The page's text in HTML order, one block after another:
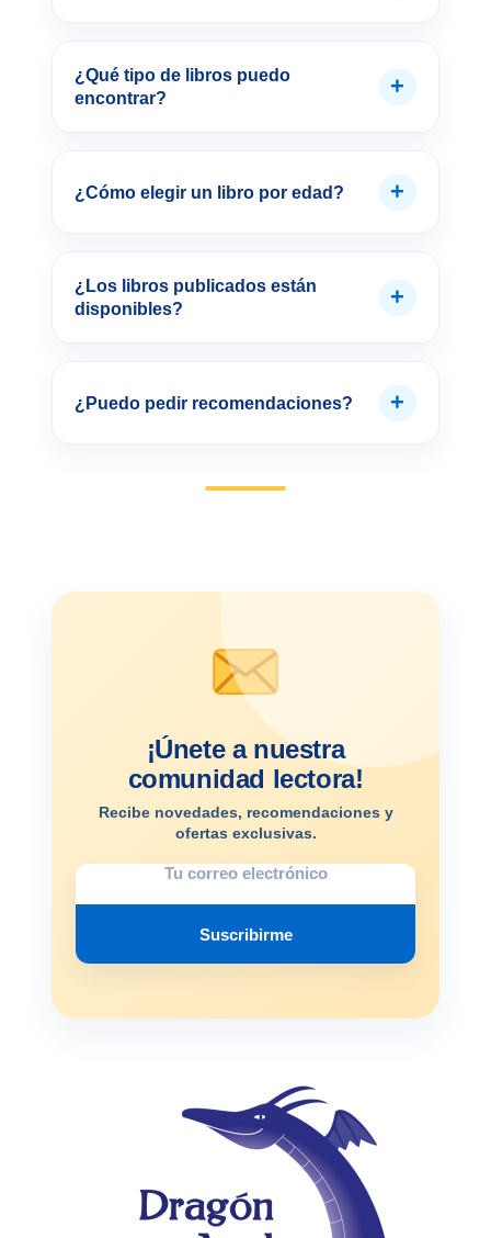
¿Qué tipo de libros puedo
encontrar?
+
¿Cómo elegir un libro por edad? +
¿Los libros publicados están
disponibles?
+
¿Puedo pedir recomendaciones? +
¡Únete a nuestra
comunidad lectora!
Recibe novedades, recomendaciones y
ofertas exclusivas.
Suscribirme